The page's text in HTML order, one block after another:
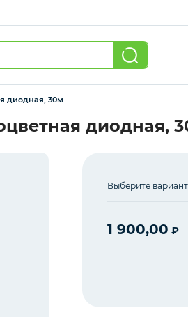
диодная, 30м
диодная,
Выберите вариант
1 900,00 ₽